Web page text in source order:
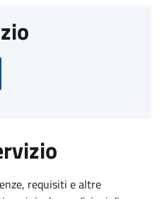
requisiti e altre